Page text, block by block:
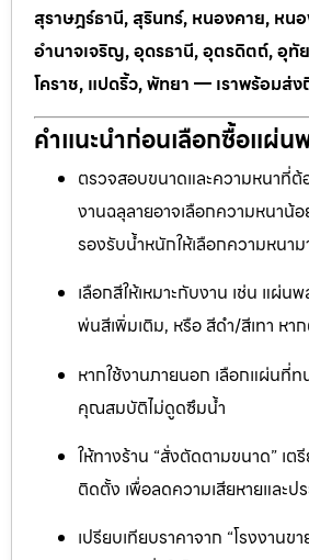
สุราษฎร์ธานี, สุรินทร์, หนองคาย, หน
อำนาจเจริญ, อุดรธานี, อุตรดิตถ์, อุทั
โคราช, แปดริ้ว, พัทยา — เราพร้อมส่
คำแนะนำก่อนเลือกซื้อแผ่น
ตรวจสอบขนาดและความหนาที่ต้
งานฉลุลายอาจเลือกความหนาน้
รองรับน้ำหนักให้เลือกความหนา
เลือกสีให้เหมาะกับงาน เช่น แผ่น
พ่นสีเพิ่มเติม, หรือ สีดำ/สีเทา หา
หากใช้งานภายนอก เลือกแผ่นที่
คุณสมบัติไม่ดูดซึมน้ำ
ให้ทางร้าน “สั่งตัดตามขนาด” เ
ติดตั้ง เพื่อลดความเสียหายและปร
เปรียบเทียบราคาจาก “โรงงาน